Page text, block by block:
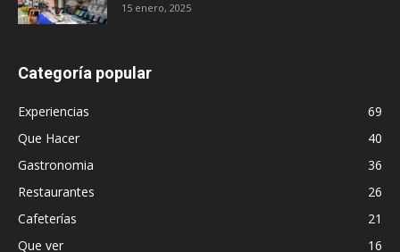
15 enero, 2025
Categoría popular
Experiencias
69
Que Hacer
40
Gastronomia
36
Restaurantes
26
Cafeterías
21
Que ver
16